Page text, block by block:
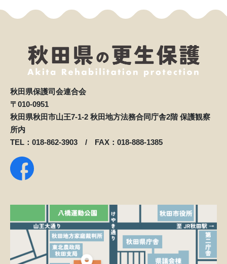
秋田県保護司会連合会
〒010-0951
秋田県秋田市山王7-1-2 秋田地方法務合同庁舎2階 保護観察
所内
TEL：018-862-3903 / FAX：018-888-1385